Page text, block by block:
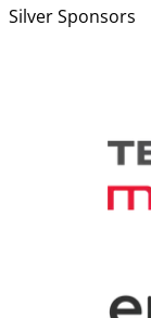
Silver Sponsors